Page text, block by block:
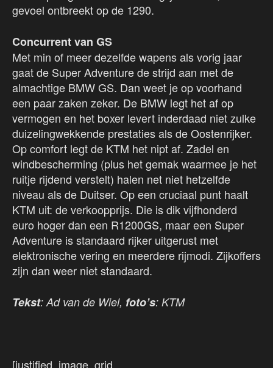
gevoel ontbreekt op de 1290.
Concurrent van GS
Met min of meer dezelfde wapens als vorig jaar
gaat de Super Adventure de strijd aan met de
almachtige BMW GS. Dan weet je op voorhand
een paar zaken zeker. De BMW legt het af op
vermogen en het boxer levert inderdaad niet zulke
duizelingwekkende prestaties als de Oostenrijker.
Op comfort legt de KTM het nipt af. Zadel en
windbescherming (plus het gemak waarmee je het
ruitje rijdend verstelt) halen net niet hetzelfde
niveau als de Duitser. Op een cruciaal punt haalt
KTM uit: de verkoopprijs. Die is dik vijfhonderd
euro hoger dan een R1200GS, maar een Super
Adventure is standaard rijker uitgerust met
elektronische vering en meerdere rijmodi. Zijkoffers
zijn dan weer niet standaard.
Tekst: Ad van de Wiel, foto’s: KTM
[justified_image_grid